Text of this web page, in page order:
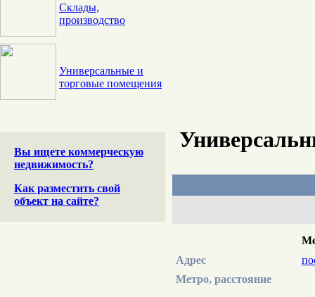
Склады,
производство
Универсальные и
торговые помещения
Вы ищете коммерческую
недвижимость?
Как разместить свой
объект на сайте?
Адрес
Метро, расстояние